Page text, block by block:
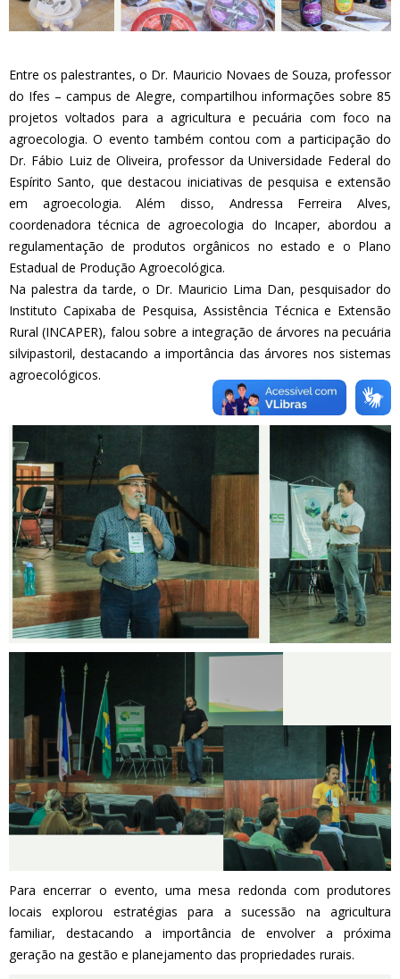
Entre os palestrantes, o Dr. Mauricio Novaes de Souza, professor
do Ifes – campus de Alegre, compartilhou informações sobre 85
projetos voltados para a agricultura e pecuária com foco na
agroecologia. O evento também contou com a participação do
Dr. Fábio Luiz de Oliveira, professor da Universidade Federal do
Espírito Santo, que destacou iniciativas de pesquisa e extensão
em agroecologia. Além disso, Andressa Ferreira Alves,
coordenadora técnica de agroecologia do Incaper, abordou a
regulamentação de produtos orgânicos no estado e o Plano
Estadual de Produção Agroecológica.
Na palestra da tarde, o Dr. Mauricio Lima Dan, pesquisador do
Instituto Capixaba de Pesquisa, Assistência Técnica e Extensão
Rural (INCAPER), falou sobre a integração de árvores na pecuária
silvipastoril, destacando a importância das árvores nos sistemas
agroecológicos.
Para encerrar o evento, uma mesa redonda com produtores
locais explorou estratégias para a sucessão na agricultura
familiar, destacando a importância de envolver a próxima
geração na gestão e planejamento das propriedades rurais.